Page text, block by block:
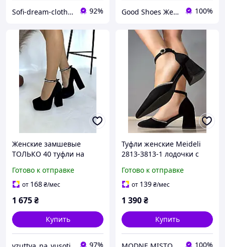
Sofi-dream-clothes 92% Good Shoes Женская обувь 100%
Женские замшевые
ТОЛЬКО 40 туфли на
платформе чорного цвета
Готово к отправке
от 168₴/мес
1 675₴
Купить
97%
Туфли женские Meideli
2813-3813-1 лодочки с
стразами на каблуке
черные, 36, 23 см
Готово к отправке
от 139₴/мес
1 390₴
Купить
100%